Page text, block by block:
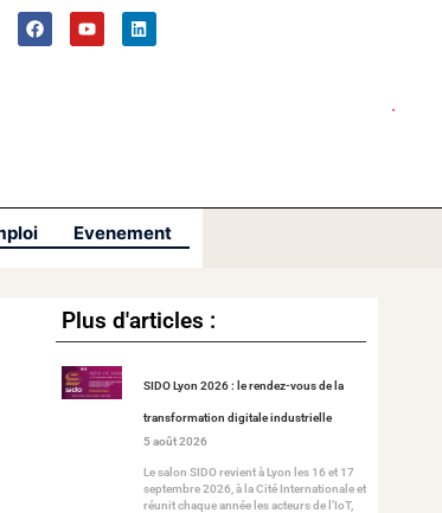
Evenement
Plus d'articles :
SIDO Lyon 2026 : le rendez-vous de la
transformation digitale industrielle
5 août 2026
Le salon SIDO revient à Lyon les 16 et 17
septembre 2026, à la Cité Internationale et
réunit chaque année les acteurs de l’IoT,